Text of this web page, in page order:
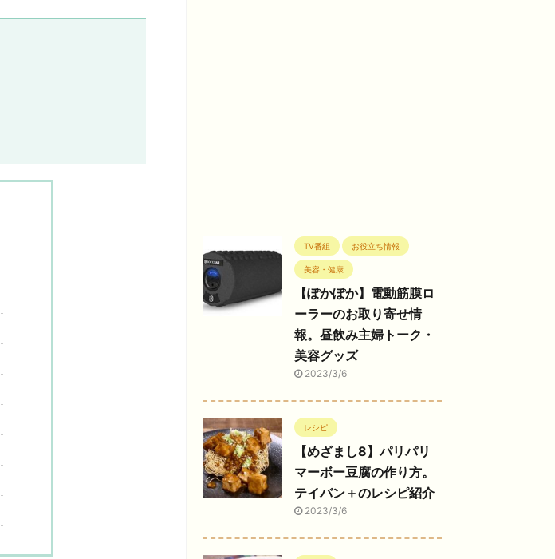
TV番組 お役立ち情報
美容・健康
【ぽかぽか】電動筋膜ロ
ーラーのお取り寄せ情
報。昼飲み主婦トーク・
美容グッズ
2023/3/6
レシピ
【めざまし8】パリパリ
マーボー豆腐の作り方。
テイバン＋のレシピ紹介
2023/3/6